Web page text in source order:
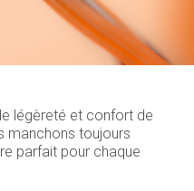
légèreté et confort de
manchons toujours
parfait pour chaque